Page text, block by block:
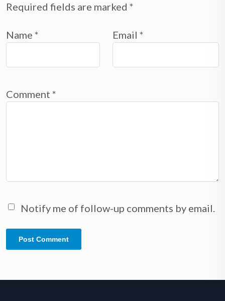
Required fields are marked *
Name * Email *
Comment *
Notify me of follow-up comments by email.